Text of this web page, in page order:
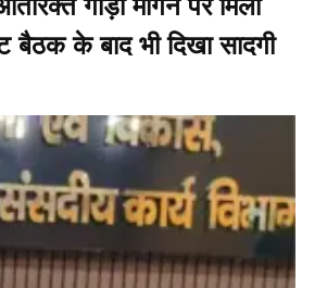
गाड़ी मांगने पर मिला
बैठक के बाद भी दिखा सादगी